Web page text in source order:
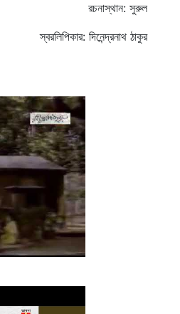
রচনাস্থান: সুরুল
স্বরলিপিকার: দিনেন্দ্রনাথ ঠাকুর